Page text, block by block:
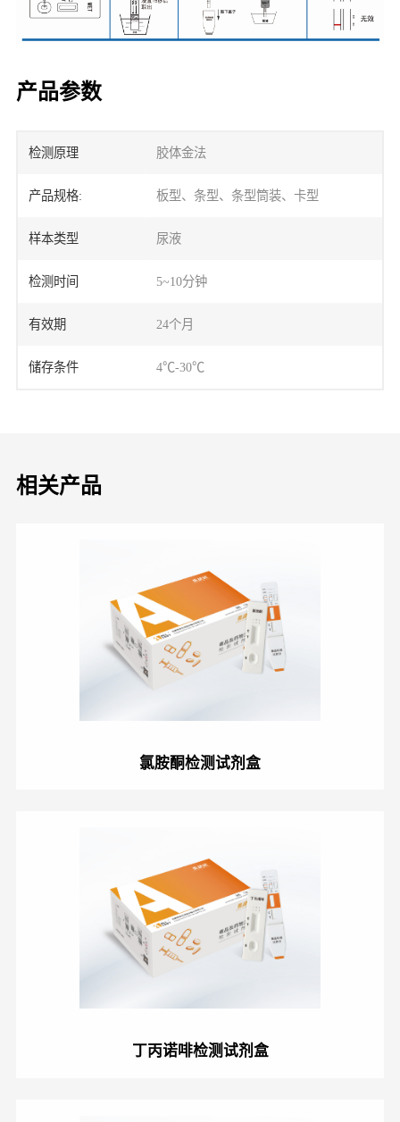
产品参数
检测原理 胶体金法
产品规格: 板型、条型、条型筒装、卡型
样本类型 尿液
检测时间 5~10分钟
有效期 24个月
储存条件 4℃-30℃
相关产品
氯胺酮检测试剂盒
丁丙诺啡检测试剂盒